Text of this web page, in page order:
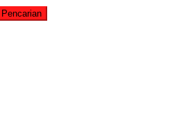
Pencarian